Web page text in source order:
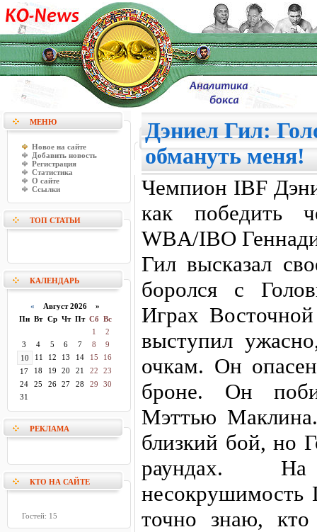
МЕНЮ
Новое на сайте
Добавить новость
Регистрация
Статистика
О сайте
Ссылки
ТОП СТАТЬИ
КАЛЕНДАРЬ
«
Август 2026 »
Пн Вт Ср Чт Пт Сб Вс
1
2
3
4 5 6 7 8
9
10
11 12 13 14 15
16
17
18 19 20 21 22
23
24
25 26 27 28 29
30
31
РЕКЛАМА
КТО НА САЙТЕ
Гостей: 15
Дэниел Гил:
обмануть меня!
Чемпион IBF
как победить
WBA/IBO
Гил высказал
боролся с
Играх
выступил
очкам. Он
броне. Он
Мэттью
близкий бой, но
раундах.
несокрушимость
точно знаю,